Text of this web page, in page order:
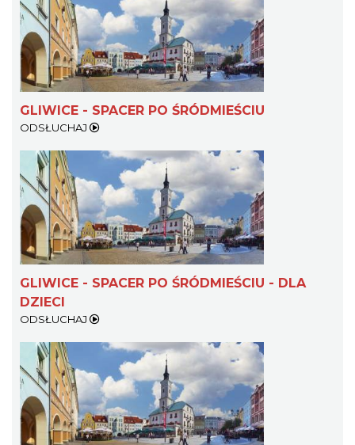
GLIWICE - SPACER PO ŚRÓDMIEŚCIU
ODSŁUCHAJ
GLIWICE - SPACER PO ŚRÓDMIEŚCIU - DLA
DZIECI
ODSŁUCHAJ